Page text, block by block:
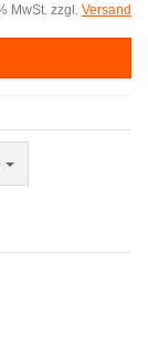
MwSt. zzgl. Versand